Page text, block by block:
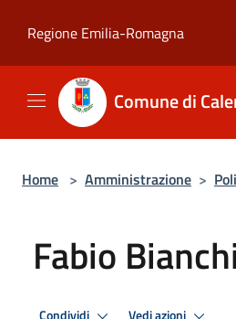
Regione Emilia-Romagna
Comune di
Home > Amministrazione >
Fabio Bianchi
Condividi Vedi azioni